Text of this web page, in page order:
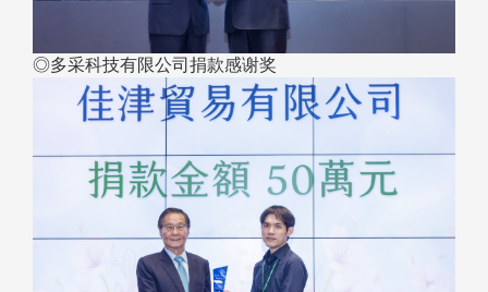
◎多采科技有限公司捐款感谢奖